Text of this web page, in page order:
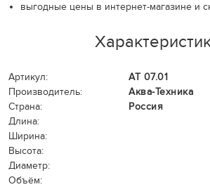
выгодные цены в интернет-магазине и
Артикул:
АТ 07.01
Производитель:
Аква-Техника
Страна:
Россия
Длина:
Ширина:
Высота:
Диаметр:
Объём: